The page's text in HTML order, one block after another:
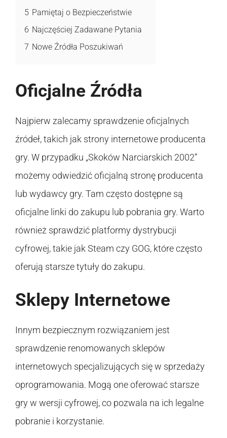
5 Pamiętaj o Bezpieczeństwie
6 Najczęściej Zadawane Pytania
7 Nowe Źródła Poszukiwań
Oficjalne Źródła
Najpierw zalecamy sprawdzenie oficjalnych
źródeł, takich jak strony internetowe producenta
gry. W przypadku „Skoków Narciarskich 2002”
możemy odwiedzić oficjalną stronę producenta
lub wydawcy gry. Tam często dostępne są
oficjalne linki do zakupu lub pobrania gry. Warto
również sprawdzić platformy dystrybucji
cyfrowej, takie jak Steam czy GOG, które często
oferują starsze tytuły do zakupu.
Sklepy Internetowe
Innym bezpiecznym rozwiązaniem jest
sprawdzenie renomowanych sklepów
internetowych specjalizujących się w sprzedaży
oprogramowania. Mogą one oferować starsze
gry w wersji cyfrowej, co pozwala na ich legalne
pobranie i korzystanie.